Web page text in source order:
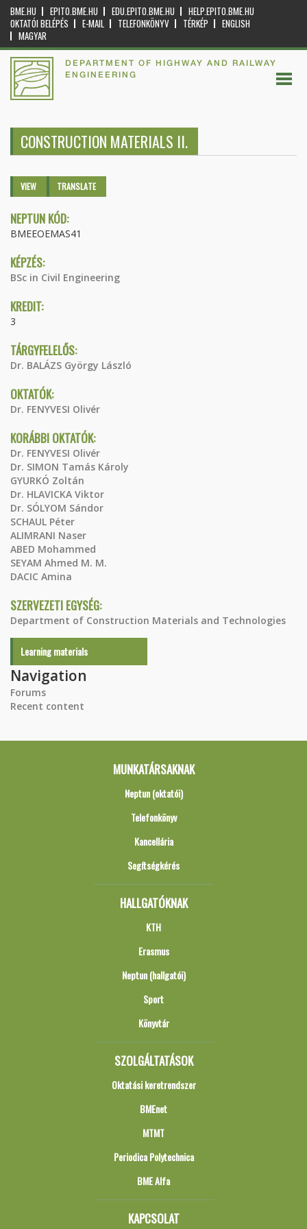
BME.HU EPITO.BME.HU EDU.EPITO.BME.HU
HELP.EPITO.BME.HU
OKTATÓI BELÉPÉS
E-MAIL TELEFONKÖNYV TÉRKÉP
ENGLISH
MAGYAR
DEPARTMENT OF HIGHWAY AND RAILWAY
ENGINEERING
CONSTRUCTION MATERIALS II.
Primary tabs
VIEW (ACTIVETRANSLATE
NEPTUN KÓD:
BMEEOEMAS41
KÉPZÉS:
BSc in Civil Engineering
KREDIT:
3
TÁRGYFELELŐS:
Dr. BALÁZS György László
OKTATÓK:
Dr. FENYVESI Olivér
KORÁBBI OKTATÓK:
Dr. FENYVESI Olivér
Dr. SIMON Tamás Károly
GYURKÓ Zoltán
Dr. HLAVICKA Viktor
Dr. SÓLYOM Sándor
SCHAUL Péter
ALIMRANI Naser
ABED Mohammed
SEYAM Ahmed M. M.
DACIC Amina
SZERVEZETI EGYSÉG:
Department of Construction Materials and Technologies
Learning materials
Navigation
Forums
Recent content
MUNKATÁRSAKNAK
Neptun (oktatói)
Telefonkönyv
Kancellária
Segítségkérés
HALLGATÓKNAK
KTH
Erasmus
Neptun (hallgatói)
Sport
Könyvtár
SZOLGÁLTATÁSOK
Oktatási keretrendszer
BMEnet
MTMT
Periodica Polytechnica
BME Alfa
KAPCSOLAT